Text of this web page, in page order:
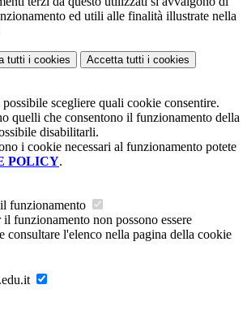
ed utili alle finalità illustrate nella
tutti i cookies Accetta tutti i cookies
possibile scegliere quali cookie consentire.
quelli che consentono il funzionamento della
disabilitarli.
i cookie necessari al funzionamento potete
POLICY.
funzionamento
funzionamento non possono essere
consultare l'elenco nella pagina della cookie